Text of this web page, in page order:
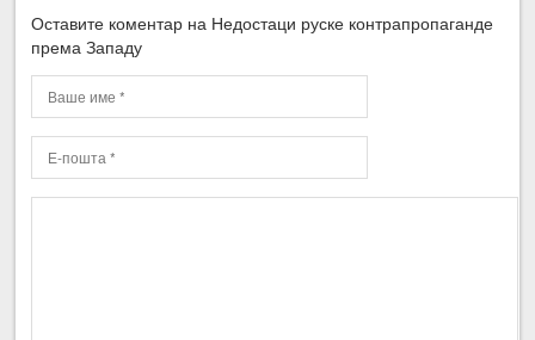
Оставите коментар на Недостаци руске контрапропаганде
према Западу